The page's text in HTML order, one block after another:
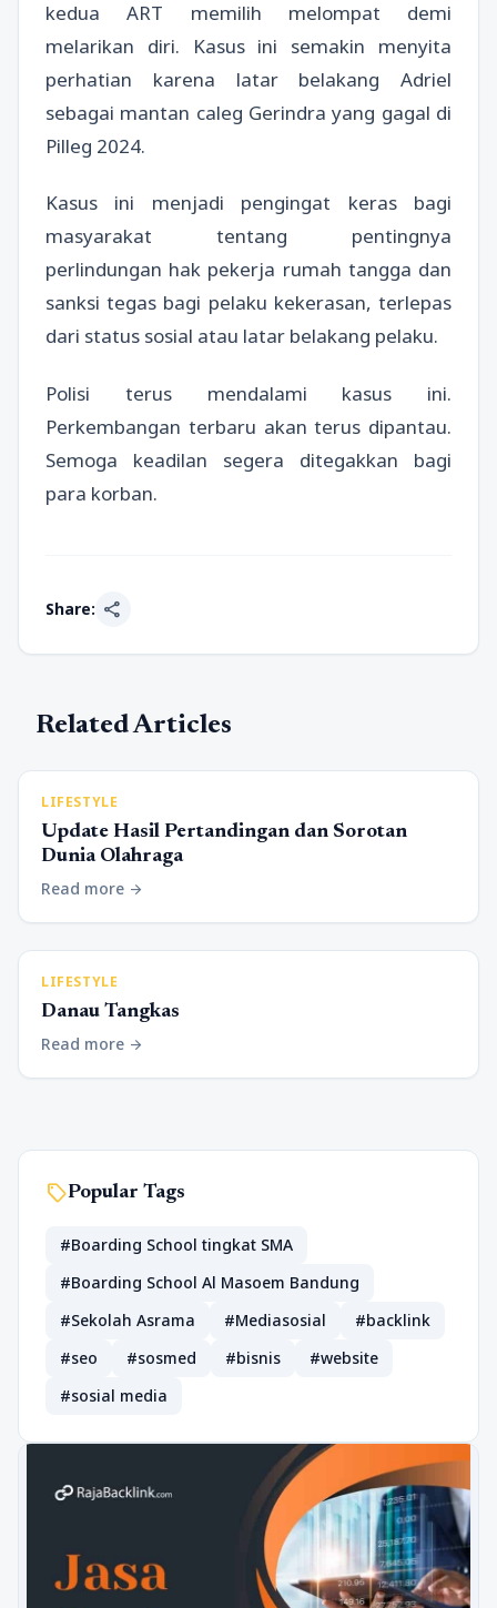
kedua ART memilih melompat demi
melarikan diri. Kasus ini semakin menyita
perhatian karena latar belakang Adriel
sebagai mantan caleg Gerindra yang gagal di
Pilleg 2024.
Kasus ini menjadi pengingat keras bagi
masyarakat tentang pentingnya
perlindungan hak pekerja rumah tangga dan
sanksi tegas bagi pelaku kekerasan, terlepas
dari status sosial atau latar belakang pelaku.
Polisi terus mendalami kasus ini.
Perkembangan terbaru akan terus dipantau.
Semoga keadilan segera ditegakkan bagi
para korban.
Share: share
Related Articles
LIFESTYLE
Update Hasil Pertandingan dan Sorotan
Dunia Olahraga
Read more arrow_forward
LIFESTYLE
Danau Tangkas
Read more arrow_forward
sellPopular Tags
#Boarding School tingkat SMA
#Boarding School Al Masoem Bandung
#Sekolah Asrama
#Mediasosial
#backlink
#seo
#sosmed #bisnis
#website
#sosial media